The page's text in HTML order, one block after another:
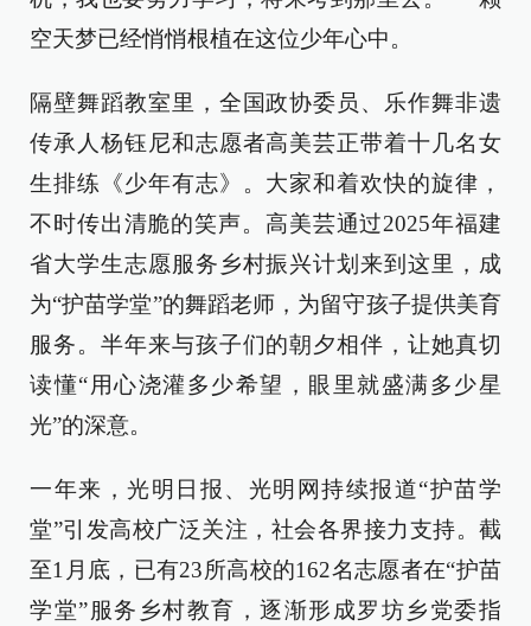
空天梦已经悄悄根植在这位少年心中。
隔壁舞蹈教室里，全国政协委员、乐作舞非遗
传承人杨钰尼和志愿者高美芸正带着十几名女
生排练《少年有志》。大家和着欢快的旋律，
不时传出清脆的笑声。高美芸通过2025年福建
省大学生志愿服务乡村振兴计划来到这里，成
为“护苗学堂”的舞蹈老师，为留守孩子提供美育
服务。半年来与孩子们的朝夕相伴，让她真切
读懂“用心浇灌多少希望，眼里就盛满多少星
光”的深意。
一年来，光明日报、光明网持续报道“护苗学
堂”引发高校广泛关注，社会各界接力支持。截
至1月底，已有23所高校的162名志愿者在“护苗
学堂”服务乡村教育，逐渐形成罗坊乡党委指